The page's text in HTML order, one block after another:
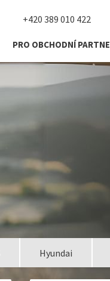
+420 389 010 422
PRO OBCHODNÍ
Hyundai